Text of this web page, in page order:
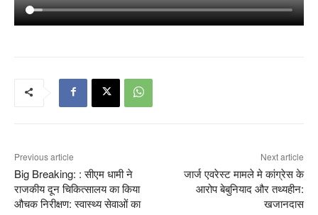
Previous article
Big Breaking: : सीएम धामी ने
राजकीय दून चिकित्सालय का किया
औचक निरीक्षण: स्वास्थ्य सेवाओं का
Next article
जार्ज एवरेस्ट मामले मे कांग्रेस के
आरोप बेबुनियाद और तथ्यहीन:
खजानदास